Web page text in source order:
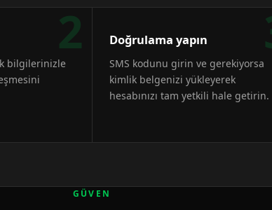
2
bilgilerinizle
Doğrulama yapın
SMS kodunu girin ve gerekiyorsa
kimlik belgenizi yükleyerek
hesabınızı tam yetkili hale getirin.
GÜVEN